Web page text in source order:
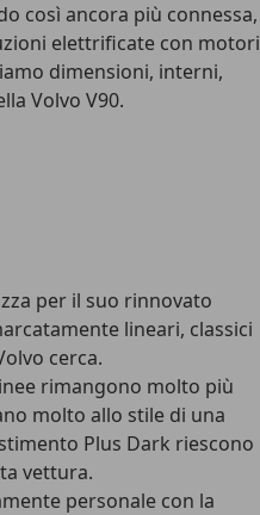
così ancora più connessa,
elettrificate con motori
dimensioni, interni,
Volvo V90.
per il suo rinnovato
lineari, classici
cerca.
rimangono molto più
molto allo stile di una
Plus Dark riescono
vettura.
personale con la